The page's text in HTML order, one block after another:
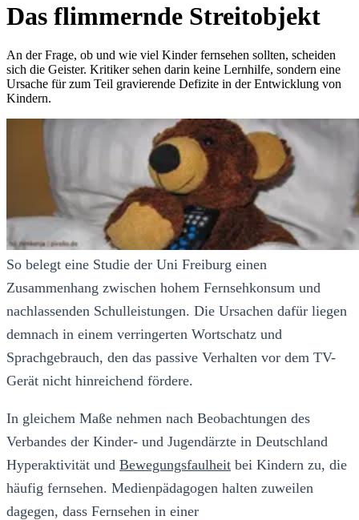
Das flimmernde Streitobjekt
An der Frage, ob und wie viel Kinder fernsehen sollten, scheiden
sich die Geister. Kritiker sehen darin keine Lernhilfe, sondern eine
Ursache für zum Teil gravierende Defizite in der Entwicklung von
Kindern.
So belegt eine Studie der Uni Freiburg einen
Zusammenhang zwischen hohem Fernsehkonsum und
nachlassenden Schulleistungen. Die Ursachen dafür liegen
demnach in einem verringerten Wortschatz und
Sprachgebrauch, den das passive Verhalten vor dem TV-
Gerät nicht hinreichend fördere.
In gleichem Maße nehmen nach Beobachtungen des
Verbandes der Kinder- und Jugendärzte in Deutschland
Hyperaktivität und Bewegungsfaulheit bei Kindern zu, die
häufig fernsehen. Medienpädagogen halten zuweilen
dagegen, dass Fernsehen in einer